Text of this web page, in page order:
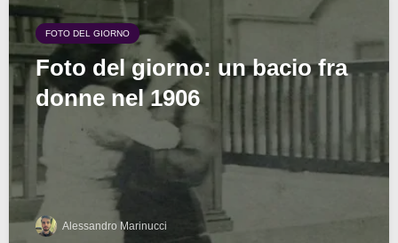
FOTO DEL GIORNO
Foto del giorno: un bacio fra
donne nel 1906
Alessandro Marinucci